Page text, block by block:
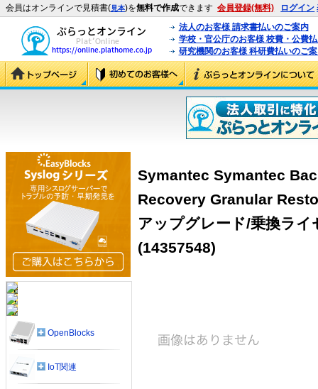
会員はオンラインで見積書(見本)を無料で作成できます 会員登録(無料) ログイン
法人のお客様 請求書払いのご案内
学校・官公庁のお客様 校費・公費
研究機関のお客様 科研費払いのご
Symantec Symantec
Recovery Granular
アップグレード/乗換ライ
(14357548)
OpenBlocks
IoT関連